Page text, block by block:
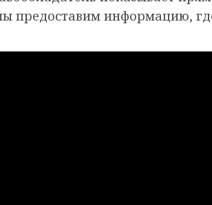
предоставим информацию,